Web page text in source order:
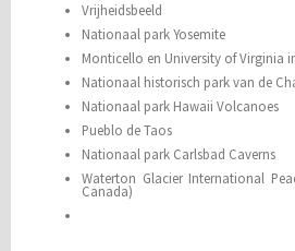
Vrijheidsbeeld
Nationaal park Yosemite
Monticello en University of Virginia
Nationaal historisch park van de
Nationaal park Hawaii Volcanoes
Pueblo de Taos
Nationaal park Carlsbad Caverns
Waterton Glacier International
Canada)